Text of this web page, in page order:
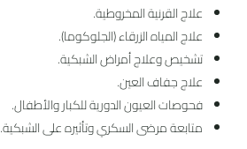
علاج القرنية المخروطية.
علاج المياه الزرقاء (الجلوكوما).
تشخيص وعلاج أمراض الشبكية.
علاج جفاف العين.
فحوصات العيون الدورية للكبار والأطفال.
متابعة مرضى السكري وتأثيره على الشبكية.